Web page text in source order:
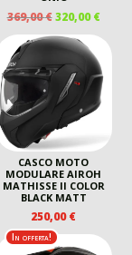
€.
369,00€ IL
PREZZO
ORIGINALE
ERA:
369,00 €.
320,00€IL
È:
CASCO MOTO
MODULARE AIROH
MATHISSE II COLOR
BLACK MATT
250,00€
In offerta!